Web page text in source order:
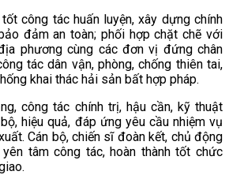
công tác huấn luyện, xây dựng chính
đảm an toàn; phối hợp chặt chẽ với
phương cùng các đơn vị đứng chân
tác dân vận, phòng, chống thiên tai,
khai thác hải sản bất hợp pháp.
công tác chính trị, hậu cần, kỹ thuật
hiệu quả, đáp ứng yêu cầu nhiệm vụ
Cán bộ, chiến sĩ đoàn kết, chủ động
tâm công tác, hoàn thành tốt chức